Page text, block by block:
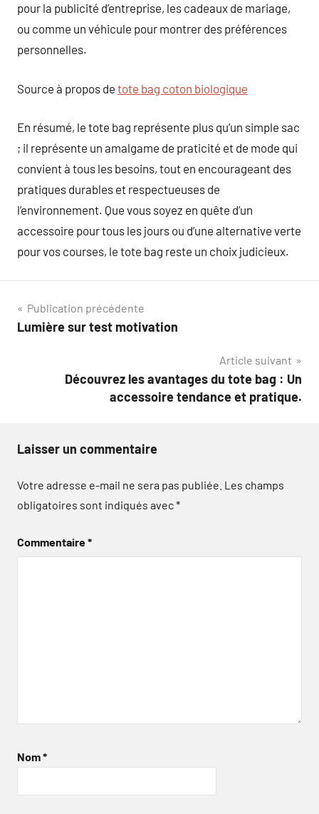
pour la publicité d’entreprise, les cadeaux de mariage,
ou comme un véhicule pour montrer des préférences
personnelles.
Source à propos de tote bag coton biologique
En résumé, le tote bag représente plus qu’un simple sac
; il représente un amalgame de praticité et de mode qui
convient à tous les besoins, tout en encourageant des
pratiques durables et respectueuses de
l’environnement. Que vous soyez en quête d’un
accessoire pour tous les jours ou d’une alternative verte
pour vos courses, le tote bag reste un choix judicieux.
Navigation
de
Publication précédente
Lumière sur test motivation
Article suivant
Découvrez les avantages du tote bag : Un
accessoire tendance et pratique.
Laisser un commentaire
Votre adresse e-mail ne sera pas publiée. Les champs
obligatoires sont indiqués avec*
Commentaire*
Nom*